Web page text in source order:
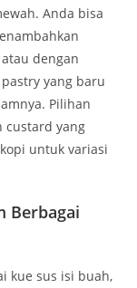
Anda bisa
dengan
yang baru
Pilihan
custard yang
untuk variasi
Berbagai
kue sus isi buah,